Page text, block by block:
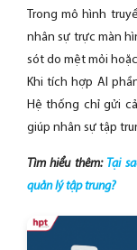
Trong mô hình
nhân sự trực màn
sót do mệt mỏi
Khi tích hợp AI
Hệ thống chỉ gửi
giúp nhân sự tập
Tìm hiểu thêm: Tại
quản lý tập trung?